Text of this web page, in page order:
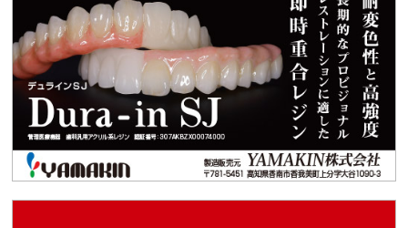
会員限定
2024.12.03
【会員限定】最新の点数分析表（2024年12月1日改
定）
学術講演会
2024.11.15
R6/11/17「第2回学術講演会」